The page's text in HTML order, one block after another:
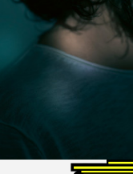
AUS
JEDERMANN
GESÄNGE